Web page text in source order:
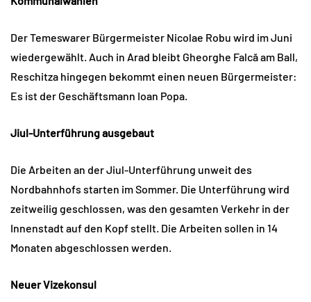
Der Temeswarer Bürgermeister Nicolae Robu wird im Juni
wiedergewählt. Auch in Arad bleibt Gheorghe Falcă am Ball,
Reschitza hingegen bekommt einen neuen Bürgermeister:
Es ist der Geschäftsmann Ioan Popa.
Jiul-Unterführung ausgebaut
Die Arbeiten an der Jiul-Unterführung unweit des
Nordbahnhofs starten im Sommer. Die Unterführung wird
zeitweilig geschlossen, was den gesamten Verkehr in der
Innenstadt auf den Kopf stellt. Die Arbeiten sollen in 14
Monaten abgeschlossen werden.
Neuer Vizekonsul